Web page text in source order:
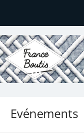
France
Le site de France
Evénements